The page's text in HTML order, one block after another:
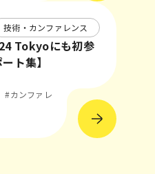
技術・カンファレンス
Tokyoにも初参
ト集】
#カンファレ